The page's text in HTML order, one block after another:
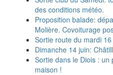
des conditions météo.
Proposition balade:
Molière. Covoiturage
Sortie route du mardi
Dimanche 14 juin:
Sortie dans le Diois :
maison !